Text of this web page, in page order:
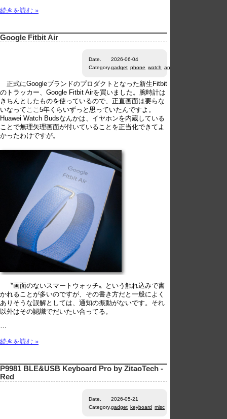
続きを読む »
Google Fitbit Air
Date.
2026-06-04
Category.gadget phone watch android
正式にGoogleブランドのプロダクトとなった新生Fitbit
のトラッカー、Google Fitbit Airを買いました。腕時計は
きちんとしたものを使っているので、正直画面は要らな
いなってここ5年くらいずっと思っていたんですよ。
Huawei Watch Budsなんかは、イヤホンを内蔵している
ことで無理矢理画面が付いていることを正当化できてよ
かったわけですが。
〝画面のないスマートウォッチ〟という触れ込みで書
かれることが多いのですが、その書き方だと一般によく
ありそうな誤解としては、通知の振動がないです。それ
以外はその認識でだいたい合ってる。
…
続きを読む »
P9981 BLE&USB Keyboard Pro by ZitaoTech -
Red
Date.
2026-05-21
Category.gadget keyboard misc